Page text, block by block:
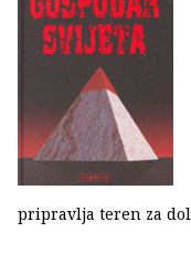
pripravlja teren za